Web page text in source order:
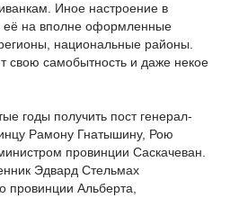
Иное настроение в
её на вполне оформленные
национальные районы.
свою самобытность и даже некое
годы получить пост генерал-
Рамону Гнатышину, Рою
провинции Саскачеван.
Эдвард Стельмах
провинции Альберта,